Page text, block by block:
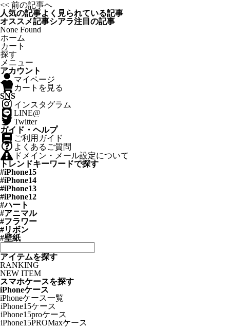
<< 前の記事へ
人気の記事よく見られている記事
オススメ記事シアラ注目の記事
None Found
ホーム
カート
探す
メニュー
アカウント
マイページ
カートを見る
SNS
インスタグラム
LINE@
Twitter
ガイド・ヘルプ
ご利用ガイド
よくあるご質問
ドメイン・メール設定について
トレンドキーワードで探す
#iPhone15
#iPhone14
#iPhone13
#iPhone12
#ハート
#アニマル
#フラワー
#リボン
#壁紙
アイテムを探す
RANKING
NEW ITEM
スマホケースを探す
iPhoneケース
iPhoneケース一覧
iPhone15ケース
iPhone15proケース
iPhone15PROMaxケース